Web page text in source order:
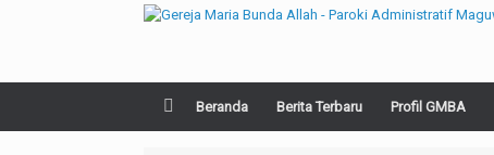
Beranda Berita Terbaru Profil GMBA